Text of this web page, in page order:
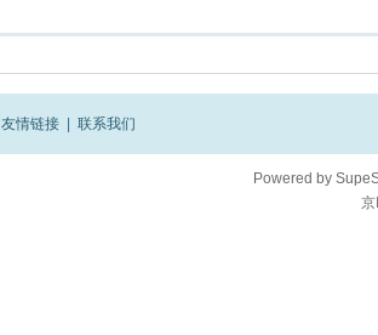
友情链接 联系我们
Powered by